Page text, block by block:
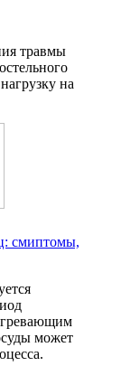
травмы
на
смиптомы,
может